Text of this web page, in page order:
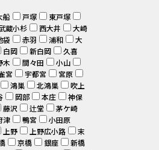
船 戸塚
東戸塚
蔵小杉 西大井
大崎
袋 赤羽 浦和
大
白岡 新白岡
久喜
木 間々田
小山
宮 宇都宮
宮原
鴻巣 北鴻巣
吹上
岡部 本庄
神保
藤沢 辻堂
茅ケ崎
津 鴨宮
小田原
上野 上野広小路
末
京橋 銀座
新橋